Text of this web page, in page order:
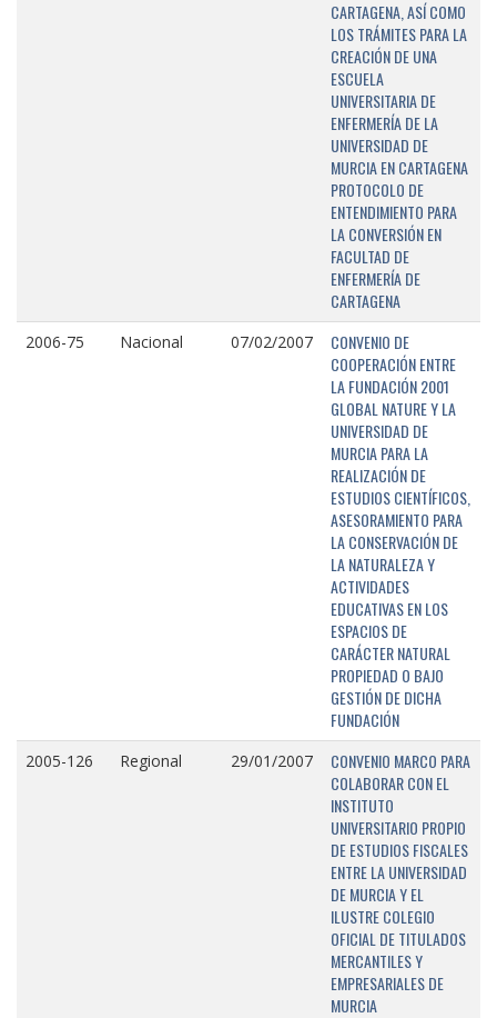
CARTAGENA, ASÍ COMO
LOS TRÁMITES PARA LA
CREACIÓN DE UNA
ESCUELA
UNIVERSITARIA DE
ENFERMERÍA DE LA
UNIVERSIDAD DE
MURCIA EN CARTAGENA
PROTOCOLO DE
ENTENDIMIENTO PARA
LA CONVERSIÓN EN
FACULTAD DE
ENFERMERÍA DE
CARTAGENA
2006-75 Nacional 07/02/2007
CONVENIO DE
COOPERACIÓN ENTRE
LA FUNDACIÓN 2001
GLOBAL NATURE Y LA
UNIVERSIDAD DE
MURCIA PARA LA
REALIZACIÓN DE
ESTUDIOS CIENTÍFICOS,
ASESORAMIENTO PARA
LA CONSERVACIÓN DE
LA NATURALEZA Y
ACTIVIDADES
EDUCATIVAS EN LOS
ESPACIOS DE
CARÁCTER NATURAL
PROPIEDAD O BAJO
GESTIÓN DE DICHA
FUNDACIÓN
2005-126 Regional 29/01/2007
CONVENIO MARCO PARA
COLABORAR CON EL
INSTITUTO
UNIVERSITARIO PROPIO
DE ESTUDIOS FISCALES
ENTRE LA UNIVERSIDAD
DE MURCIA Y EL
ILUSTRE COLEGIO
OFICIAL DE TITULADOS
MERCANTILES Y
EMPRESARIALES DE
MURCIA